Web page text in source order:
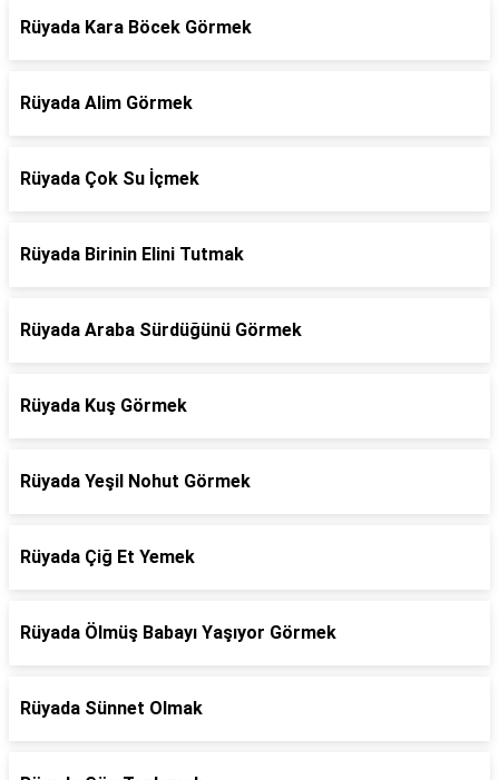
Rüyada Kara Böcek Görmek
Rüyada Alim Görmek
Rüyada Çok Su İçmek
Rüyada Birinin Elini Tutmak
Rüyada Araba Sürdüğünü Görmek
Rüyada Kuş Görmek
Rüyada Yeşil Nohut Görmek
Rüyada Çiğ Et Yemek
Rüyada Ölmüş Babayı Yaşıyor Görmek
Rüyada Sünnet Olmak